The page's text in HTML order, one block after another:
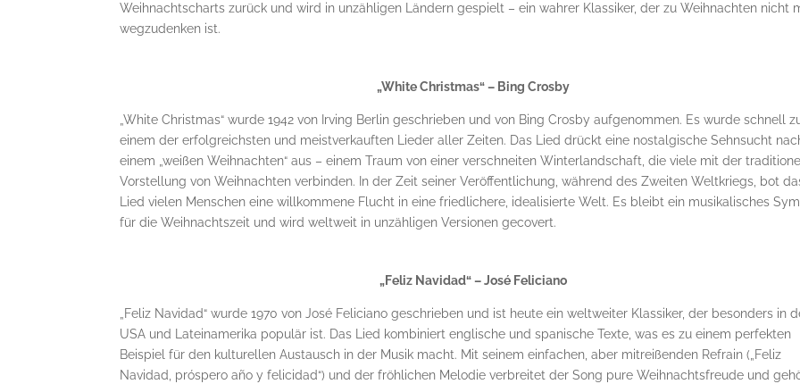
Weihnachtscharts zurück und wird in unzähligen Ländern gespielt – ein wahrer Klassiker, der zu Weihnachten nicht
wegzudenken ist.
„White Christmas“ – Bing Crosby
„White Christmas“ wurde 1942 von Irving Berlin geschrieben und von Bing Crosby aufgenommen. Es wurde schnell
einem der erfolgreichsten und meistverkauften Lieder aller Zeiten. Das Lied drückt eine nostalgische Sehnsucht
einem „weißen Weihnachten“ aus – einem Traum von einer verschneiten Winterlandschaft, die viele mit der
Vorstellung von Weihnachten verbinden. In der Zeit seiner Veröffentlichung, während des Zweiten Weltkriegs, bot
Lied vielen Menschen eine willkommene Flucht in eine friedlichere, idealisierte Welt. Es bleibt ein musikalisches
für die Weihnachtszeit und wird weltweit in unzähligen Versionen gecovert.
„Feliz Navidad“ – José Feliciano
„Feliz Navidad“ wurde 1970 von José Feliciano geschrieben und ist heute ein weltweiter Klassiker, der besonders in
USA und Lateinamerika populär ist. Das Lied kombiniert englische und spanische Texte, was es zu einem perfekten
Beispiel für den kulturellen Austausch in der Musik macht. Mit seinem einfachen, aber mitreißenden Refrain („Feliz
Navidad, próspero año y felicidad“) und der fröhlichen Melodie verbreitet der Song pure Weihnachtsfreude und